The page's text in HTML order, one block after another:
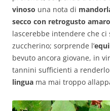
vinoso una nota di
secco con retrogusto
lascerebbe intendere che
zuccherino; sorprende l’
bevuto ancora giovane, in
tannini sufficienti a
lingua ma mai troppo